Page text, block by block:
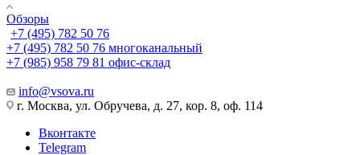
Обзоры
+7 (495) 782 50 76
+7 (495) 782 50 76 многоканальный
+7 (985) 958 79 81 офис-склад
info@vsova.ru
г. Москва, ул. Обручева, д. 27, кор. 8, оф. 114
Вконтакте
Telegram